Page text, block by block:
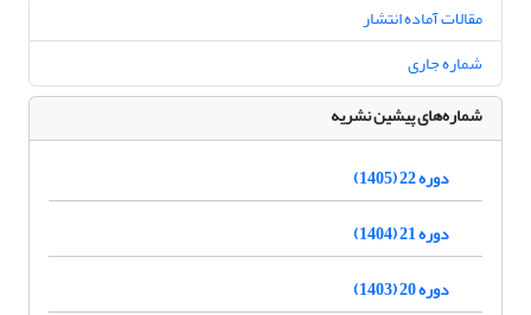
مقالات آماده انتشار
شماره جاری
شماره‌های پیشین نشریه
دوره 22 (1405)
دوره 21 (1404)
دوره 20 (1403)